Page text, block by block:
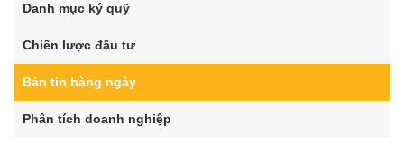
Danh mục ký quỹ
Chiến lược đầu tư
Bản tin hàng ngày
Phân tích doanh nghiệp